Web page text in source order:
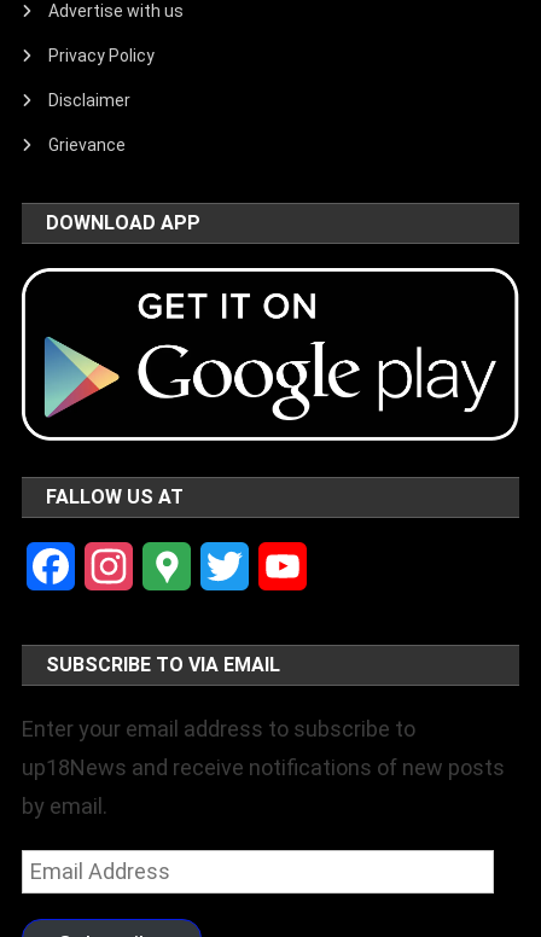
Advertise with us
Privacy Policy
Disclaimer
Grievance
DOWNLOAD APP
FALLOW US AT
FacebookInstagramGoogle Twitter
SUBSCRIBE TO VIA EMAIL
Enter your email address to subscribe to
up18News and receive notifications of new posts
by email.
Email